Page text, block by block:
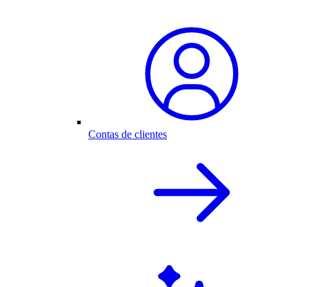
Contas de clientes